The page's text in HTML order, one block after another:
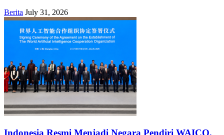
Berita July 31, 2026
Indonesia Resmi Menjadi Negara Pendiri WAICO,